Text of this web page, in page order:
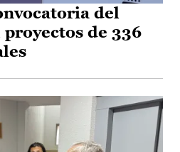
del
proyectos de 336